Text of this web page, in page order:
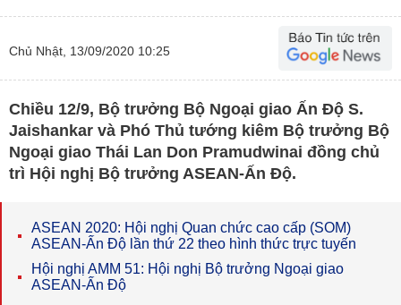
Chủ Nhật, 13/09/2020 10:25
Chiều 12/9, Bộ trưởng Bộ Ngoại giao Ấn Độ S.
Jaishankar và Phó Thủ tướng kiêm Bộ trưởng Bộ
Ngoại giao Thái Lan Don Pramudwinai đồng chủ
trì Hội nghị Bộ trưởng ASEAN-Ấn Độ.
ASEAN 2020: Hội nghị Quan chức cao cấp (SOM)
ASEAN-Ấn Độ lần thứ 22 theo hình thức trực tuyến
Hội nghị AMM 51: Hội nghị Bộ trưởng Ngoại giao
ASEAN-Ấn Độ